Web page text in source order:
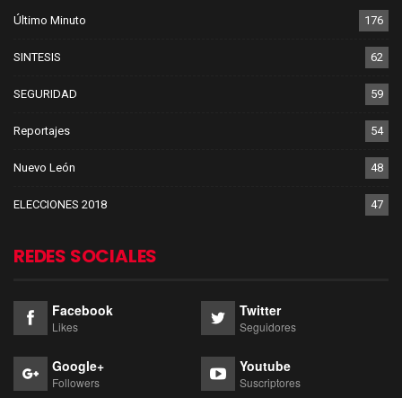
Último Minuto 176
SINTESIS 62
SEGURIDAD 59
Reportajes 54
Nuevo León 48
ELECCIONES 2018 47
REDES SOCIALES
Facebook
Likes
Twitter
Seguidores
Google+
Followers
Youtube
Suscriptores